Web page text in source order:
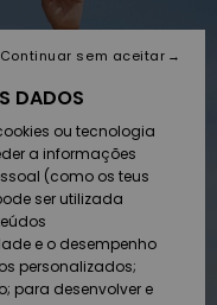
DADOS
ou tecnologia
a informações
(como os teus
ser utilizada
e o desempenho
personalizados;
para desenvolver e
Continuar sem aceitar